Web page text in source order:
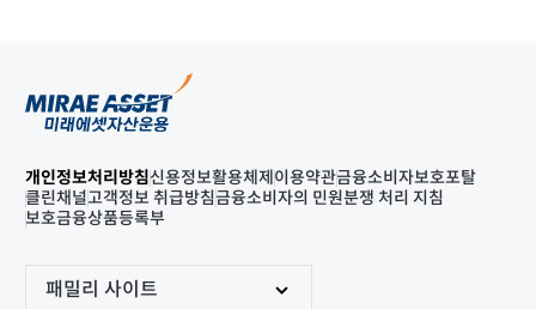
개인정보처리방침신용정보활용체제 이용약관금융소비자보호포탈
클린채널고객정보 취급방침금융소비자의 민원분쟁 처리 지침
보호금융상품등록부
패밀리 사이트